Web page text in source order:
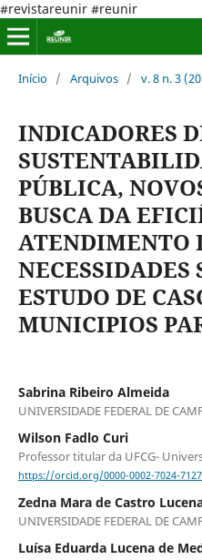
#revistareunir #reunir
Início / Arquivos / v. 8 n. 3
INDICADORES
PÚBLICA,
BUSCA DA
ATENDIMENTO
NECESSIDADES
ESTUDO DE
MUNICIPIOS
Sabrina Ribeiro Almeida
UNIVERSIDADE FEDERAL DE
Wilson Fadlo Curi
Professor titular da UFCG-
https://orcid.org/0000-0002-7024-7127
Zedna Mara de Castro
UNIVERSIDADE FEDERAL DE
Luísa Eduarda Lucena de